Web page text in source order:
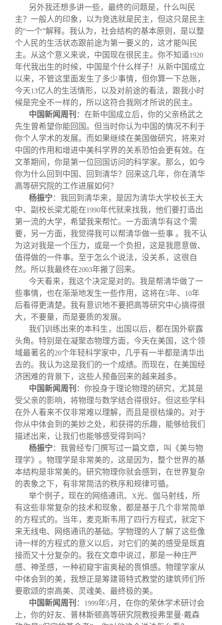
另外我还想多讲一些，最终的问题是，什么叫民
主？一般人的印象，以为竞选就是民主，但这只是民主
的“一个”解释。我认为，社会结构的基本原则，是以整
个人民的生活状态跟前途为第一要义的，这才能叫民
主。从这个意义来说，中国现在很民主。你不知道1920
年代我出生的时候，中国是个什么样子！从新中国成立
以来，不管这里面发生了多少事情，但你算一下总账，
今天13亿人的生活情形，以及对前途的看法，跟我小时
候是完全不一样的，所以这符合我刚才所说的民主。
中国新闻周刊 ：在新中国成立后，你的父亲杨武之
先生曾希望你能回国。但当时你认为中国的情况不利于
你个人学术的发展。而如果继续在美国做研究，将来对
中国的作用和增进中美科学界的关系恐怕会更有效。在
文革期间，你是第一位回国访问的科学家。那么，如今
你为什么回到中国、回到清华？回来这几年，你在清华
高等研究院的工作进展如何？
杨振宁：我回到清华来，是因为清华大学校长王大
中、副校长梁尤能在1990年代就来找我，他们要打造出
第一流的大学，希望我来帮忙。一方面清华有这个需
要，另一方面，我觉得我可以帮清华做一些事 。我不认
为这对我是一个压力，或是一个负担，这是我愿意做、
值得做的一件事。至于怎么个说法，没关系，这很自
然。所以我最终在2003年搬了回来。
今天看来，我这个决定是对的。我是帮清华做了一
些事情，也在渐渐地发生一些作用，这将在5年、 10年
后看得更清楚。我有意识地不要把高等研究中心搞得很
大，不要量，而是要质的发展。
我们训练出来的本科生，出国以后，都在国外崭露
头角。特别是在凝聚态物理方面，今天在美国，这个领
域最著名的20个年轻科学家中，几乎有一半都是清华出
去的。我认为这是我们的一个成绩。而现在，在美国经
济困难的背景下，这些人预备回来的越来越多。
中国新闻周刊 ：你投身于理论物理的研究，尤其是
受父亲的影响，将物理与数学结合得很好。但这些学科
在外人看来不仅非常难以理解，而且是很枯燥的。对于
你从中体会到的美妙之处，和获得的乐趣，能够给我们
描述出来，让我们也能够感受得到吗？
杨振宁：我曾经专门撰写过一篇文章，叫《美与物
理学》。物理学是非常美的，这是因为，整个世界的基
本结构是非常美的。研究物理你就会感到，在世界复杂
的表象之下，有非常简洁的秩序和规律可循。
举个例子，现在的网络通讯、 X光、伽马射线，所
有这些非常复杂的技术和现象，都是基于几个非常简单
的方程式的。当年，麦克斯韦用了四行方程式，就定下
来无线电、网络通讯的基础。学物理的人了解了这些像
诗一样的方程式的意义以后，对它们的美的感受是既直
接而又十分复杂的。我在文章中说过，那是一种庄严
感、神圣感，一种初窥宇宙奥秘的畏惧感。物理学家从
中体会到的美，我想正是筹建哥特式教堂的建筑师们所
要歌颂的崇高美、灵魂美、最终极的美。
中国新闻周刊 ： 1999年5月，在你的荣休学术研讨会
上，你的好友、普林斯顿高等研究院教授弗里曼·戴森